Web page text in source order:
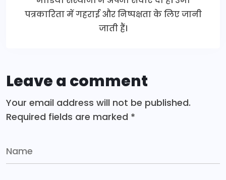
पत्रकारिता में गहराई और निष्पक्षता के लिए जानी
जाती हैं।
Leave a comment
Your email address will not be published.
Required fields are marked *